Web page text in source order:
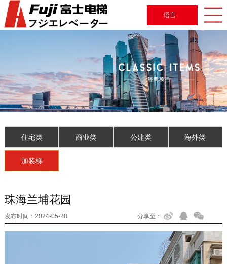
语言
住宅类 商业类 公建类 海外类
加装梯
珠海兰埔花园
发布时间： 2024-05-28 分享至：